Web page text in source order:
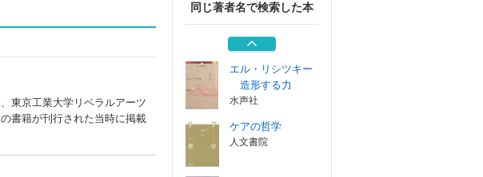
東京工業大学リベラルアーツ
書籍が刊行された当時に掲載
同じ著者名で検索した本
ロトチェンコとソ
ヴィエト文化の...
水声社
エル・リシツキー
造形する力
水声社
ケアの哲学
人文書院